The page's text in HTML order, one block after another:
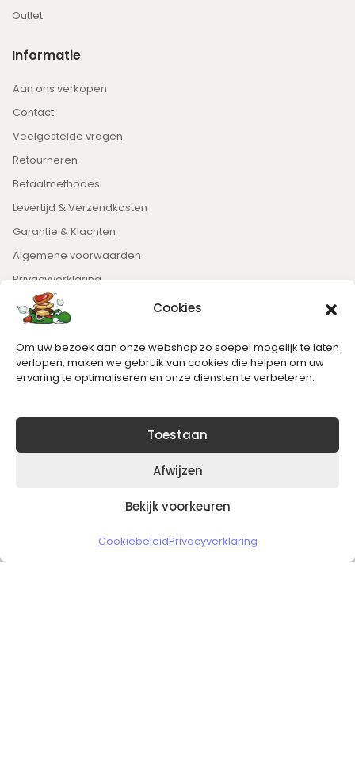
Cookies
Om uw bezoek aan onze webshop zo soepel mogelijk te laten
verlopen, maken we gebruik van cookies die helpen om uw
ervaring te optimaliseren en onze diensten te verbeteren.
Toestaan
Afwijzen
Bekijk voorkeuren
CookiebeleidPrivacyverklaring
Outlet
Informatie
Aan ons verkopen
Contact
Veelgestelde vragen
Retourneren
Betaalmethodes
Levertijd & Verzendkosten
Garantie & Klachten
Algemene voorwaarden
Privacyverklaring
Nieuwsbrief
Blijft op de hoogte van het laatste nieuws.